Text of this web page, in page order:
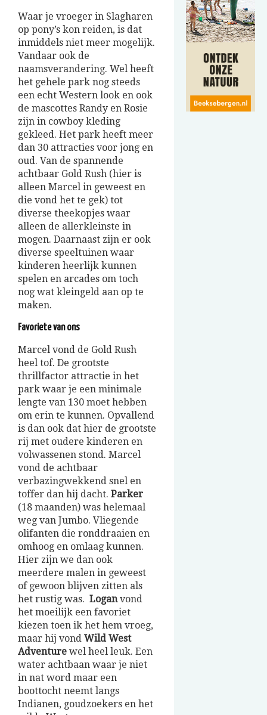
Waar je vroeger in Slagharen
op pony’s kon reiden, is dat
inmiddels niet meer mogelijk.
Vandaar ook de
naamsverandering. Wel heeft
het gehele park nog steeds
een echt Western look en ook
de mascottes Randy en Rosie
zijn in cowboy kleding
gekleed. Het park heeft meer
dan 30 attracties voor jong en
oud. Van de spannende
achtbaar Gold Rush (hier is
alleen Marcel in geweest en
die vond het te gek) tot
diverse theekopjes waar
alleen de allerkleinste in
mogen. Daarnaast zijn er ook
diverse speeltuinen waar
kinderen heerlijk kunnen
spelen en arcades om toch
nog wat kleingeld aan op te
maken.
Favoriete van ons
Marcel vond de Gold Rush
heel tof. De grootste
thrillfactor attractie in het
park waar je een minimale
lengte van 130 moet hebben
om erin te kunnen. Opvallend
is dan ook dat hier de grootste
rij met oudere kinderen en
volwassenen stond. Marcel
vond de achtbaar
verbazingwekkend snel en
toffer dan hij dacht. Parker
(18 maanden) was helemaal
weg van Jumbo. Vliegende
olifanten die ronddraaien en
omhoog en omlaag kunnen.
Hier zijn we dan ook
meerdere malen in geweest
of gewoon blijven zitten als
het rustig was. Loganvond
het moeilijk een favoriet
kiezen toen ik het hem vroeg,
maar hij vond Wild West
Adventure wel heel leuk. Een
water achtbaan waar je niet
in nat word maar een
boottocht neemt langs
Indianen, goudzoekers en het